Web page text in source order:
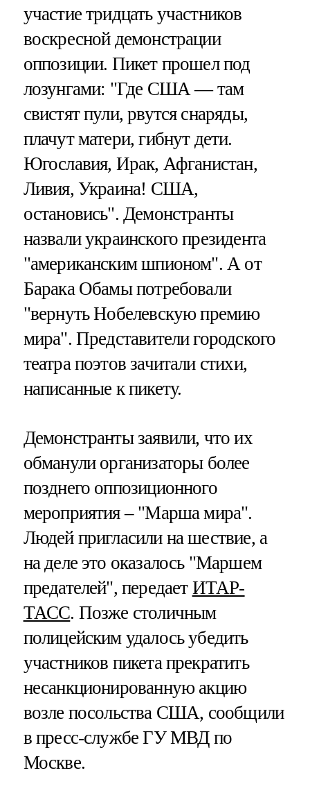
участие тридцать участников
воскресной демонстрации
оппозиции. Пикет прошел под
лозунгами: "Где США — там
свистят пули, рвутся снаряды,
плачут матери, гибнут дети.
Югославия, Ирак, Афганистан,
Ливия, Украина! США,
остановись". Демонстранты
назвали украинского президента
"американским шпионом". А от
Барака Обамы потребовали
"вернуть Нобелевскую премию
мира". Представители городского
театра поэтов зачитали стихи,
написанные к пикету.
Демонстранты заявили, что их
обманули организаторы более
позднего оппозиционного
мероприятия – "Марша мира".
Людей пригласили на шествие, а
на деле это оказалось "Маршем
предателей", передает ИТАР-
ТАСС. Позже столичным
полицейским удалось убедить
участников пикета прекратить
несанкционированную акцию
возле посольства США, сообщили
в пресс-службе ГУ МВД по
Москве.